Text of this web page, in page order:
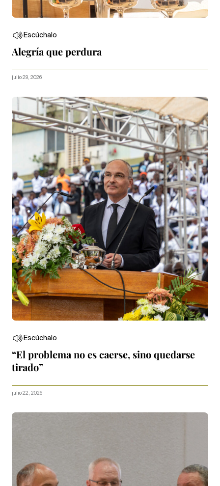
Escúchalo
Alegría que perdura
julio 29, 2026
Escúchalo
“El problema no es caerse, sino quedarse
tirado”
julio 22, 2026